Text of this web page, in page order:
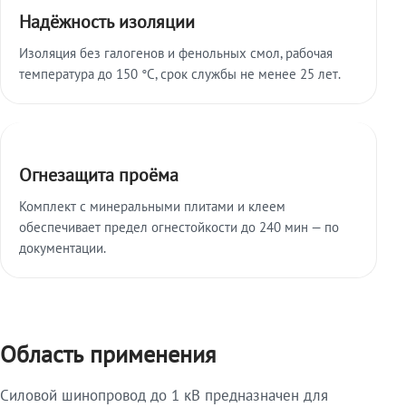
Надёжность изоляции
Изоляция без галогенов и фенольных смол, рабочая
температура до 150 °C, срок службы не менее 25 лет.
Огнезащита проёма
Комплект с минеральными плитами и клеем
обеспечивает предел огнестойкости до 240 мин — по
документации.
Область применения
Силовой шинопровод до 1 кВ предназначен для